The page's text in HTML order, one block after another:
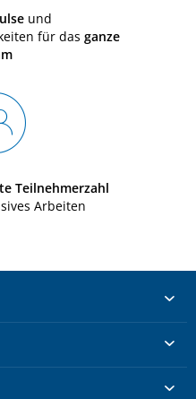
und
für das ganze
Teilnehmerzahl
Arbeiten